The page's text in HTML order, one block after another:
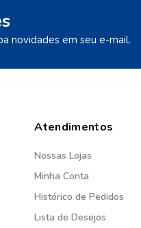
novidades em seu e-mail.
Atendimentos
Nossas Lojas
Minha Conta
Histórico de Pedidos
Lista de Desejos